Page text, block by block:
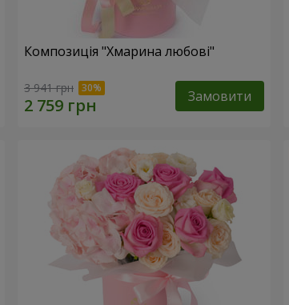
Композиція "Хмарина любові"
3 941 грн Замовити